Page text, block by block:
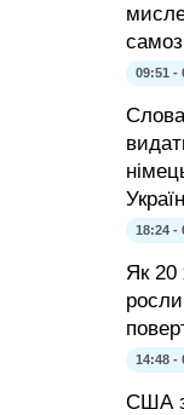
09:51 -
18:24 -
Як 20
14:48 -
США